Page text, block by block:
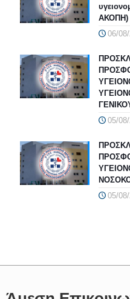
ΑΚΟΠΗ)
06/
05/
05/